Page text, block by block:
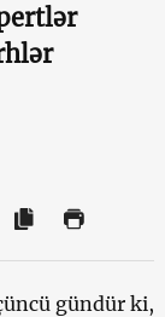
gündür ki,